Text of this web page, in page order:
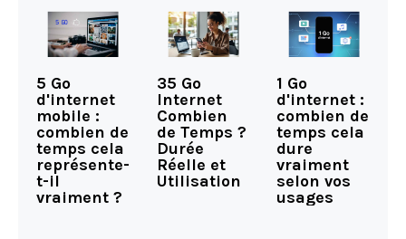
5 Go
d'internet
mobile :
combien de
temps cela
représente-
t-il
vraiment ?
35 Go
Internet
Combien
de Temps ?
Durée
Réelle et
Utilisation
1 Go
d'internet :
combien de
temps cela
dure
vraiment
selon vos
usages